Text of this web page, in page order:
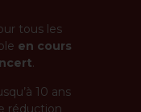
tous les
en cours
.
10 ans
réduction